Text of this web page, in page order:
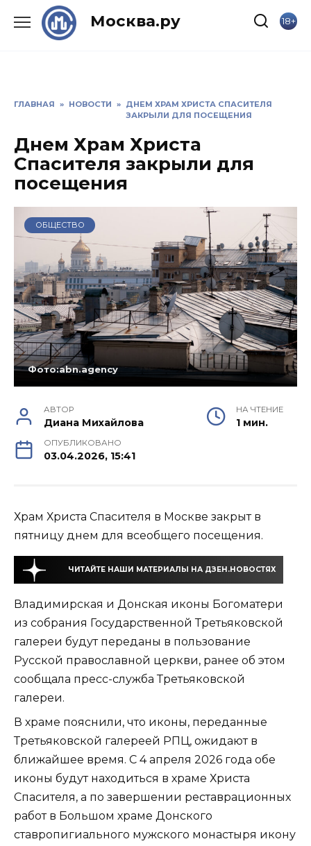
Москва.ру 18+
ГЛАВНАЯ » НОВОСТИ » ДНЕМ ХРАМ ХРИСТА СПАСИТЕЛЯ
ЗАКРЫЛИ ДЛЯ ПОСЕЩЕНИЯ
Днем Храм Христа
Спасителя закрыли для
посещения
ОБЩЕСТВО
Фото:abn.agency
АВТОР
Диана Михайлова
НА ЧТЕНИЕ
1 мин.
ОПУБЛИКОВАНО
03.04.2026, 15:41
Храм Христа Спасителя в Москве закрыт в
пятницу днем для всеобщего посещения.
ЧИТАЙТЕ НАШИ МАТЕРИАЛЫ НА ДЗЕН.НОВОСТЯХ
Владимирская и Донская иконы Богоматери
из собрания Государственной Третьяковской
галереи будут переданы в пользование
Русской православной церкви, ранее об этом
сообщала пресс-служба Третьяковской
галереи.
В храме пояснили, что иконы, переданные
Третьяковской галереей РПЦ, ожидают в
ближайшее время. С 4 апреля 2026 года обе
иконы будут находиться в храме Христа
Спасителя, а по завершении реставрационных
работ в Большом храме Донского
ставропигиального мужского монастыря икону